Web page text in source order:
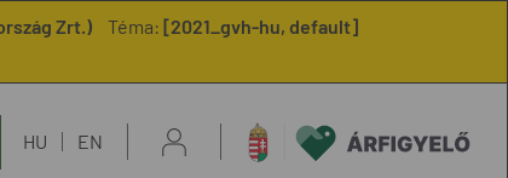
Zrt.) Téma: [2021_gvh-hu, default]
HU EN